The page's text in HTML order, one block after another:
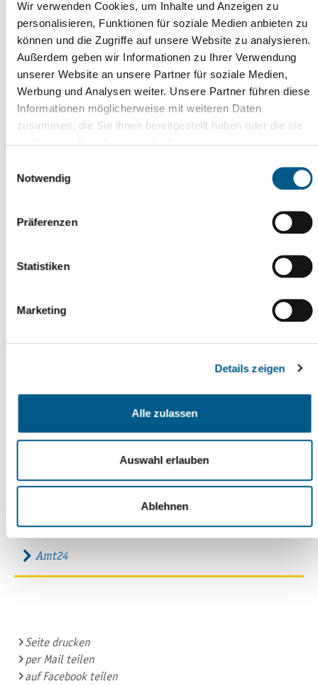
Wir verwenden Cookies, um Inhalte und Anzeigen zu
personalisieren, Funktionen für soziale Medien anbieten zu
können und die Zugriffe auf unsere Website zu analysieren.
Außerdem geben wir Informationen zu Ihrer Verwendung
unserer Website an unsere Partner für soziale Medien,
Werbung und Analysen weiter. Unsere Partner führen diese
Informationen möglicherweise mit weiteren Daten
zusammen, die Sie ihnen bereitgestellt haben oder die sie
unsererDatenschutzerklärung Impressum.
Notwendig
Präferenzen
Statistiken
Marketing
Details zeigen
Alle zulassen
Auswahl erlauben
Ablehnen
Seite drucken
per Mail teilen
auf Facebook teilen
Kontakt
Standesamtswesen
Markt 6
08468 Reichenbach im Vogtland
Anett Schulz
Sachgebietsleiterin Standesamtswesen,
Standesbeamtin
Kontaktformular
Mitarbeiterin Standesamtswesen, Standesbeamtin
03765 524-3042
Kontaktformular
Öffnungszeiten
Do: 09:00 - 12:00 Uhr und 13:00 - 18:00 Uhr
Fr: 09:00 - 12:00 Uhr
Links
Amt24